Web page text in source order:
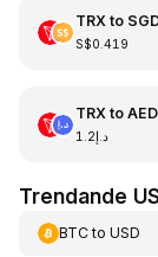
TRXto
S$0.419
TRXto AED
د.إ1.2
Trendande
BTCto USD